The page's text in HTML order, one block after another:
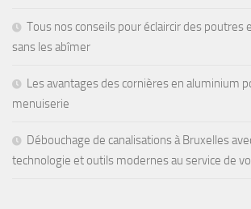
Tous nos conseils pour éclaircir des poutres
sans les abîmer
Les avantages des cornières en aluminium
menuiserie
Débouchage de canalisations à Bruxelles
technologie et outils modernes au service de